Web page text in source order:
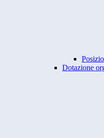
Dotazione